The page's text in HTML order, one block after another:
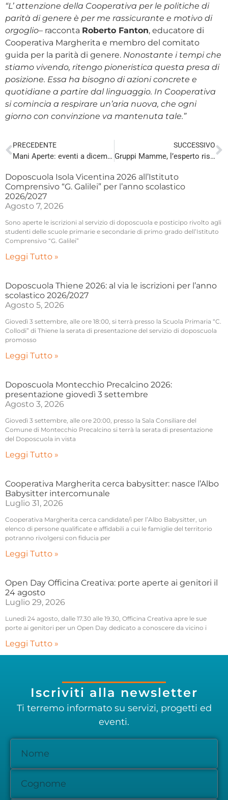
“L’ attenzione della Cooperativa per le politiche di
parità di genere è per me rassicurante e motivo di
orgoglio– racconta Roberto Fanton, educatore di
Cooperativa Margherita e membro del comitato
guida per la parità di genere. Nonostante i tempi che
stiamo vivendo, ritengo pioneristica questa presa di
posizione. Essa ha bisogno di azioni concrete e
quotidiane a partire dal linguaggio. In Cooperativa
si comincia a respirare un’aria nuova, che ogni
giorno con convinzione va mantenuta tale.”
PRECEDENTE
Mani Aperte: eventi a dicembre per over 60 a Torri di Quartesolo
SUCCESSIVO
Gruppi Mamme, l’esperto risponde a Colceresa
Doposcuola Isola Vicentina 2026 all’Istituto
Comprensivo “G. Galilei” per l’anno scolastico
2026/2027
Agosto 7, 2026
Sono aperte le iscrizioni al servizio di doposcuola e posticipo rivolto agli
studenti delle scuole primarie e secondarie di primo grado dell’Istituto
Comprensivo “G. Galilei”
Leggi Tutto »
Doposcuola Thiene 2026: al via le iscrizioni per l’anno
scolastico 2026/2027
Agosto 5, 2026
Giovedì 3 settembre, alle ore 18:00, si terrà presso la Scuola Primaria “C.
Collodi” di Thiene la serata di presentazione del servizio di doposcuola
promosso
Leggi Tutto »
Doposcuola Montecchio Precalcino 2026:
presentazione giovedì 3 settembre
Agosto 3, 2026
Giovedì 3 settembre, alle ore 20:00, presso la Sala Consiliare del
Comune di Montecchio Precalcino si terrà la serata di presentazione
del Doposcuola in vista
Leggi Tutto »
Cooperativa Margherita cerca babysitter: nasce l’Albo
Babysitter intercomunale
Luglio 31, 2026
Cooperativa Margherita cerca candidate/i per l’Albo Babysitter, un
elenco di persone qualificate e affidabili a cui le famiglie del territorio
potranno rivolgersi con fiducia per
Leggi Tutto »
Open Day Officina Creativa: porte aperte ai genitori il
24 agosto
Luglio 29, 2026
Lunedì 24 agosto, dalle 17.30 alle 19.30, Officina Creativa apre le sue
porte ai genitori per un Open Day dedicato a conoscere da vicino i
Leggi Tutto »
Iscriviti alla newsletter
Ti terremo informato su servizi, progetti ed
eventi.